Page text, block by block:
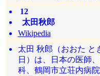
12
太田秋郎
Wikipedia
太田 秋郎（おおた と
日）は、日本の医師
科、鶴岡市立荘内病